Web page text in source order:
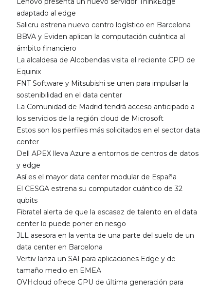
adaptado al edge
Salicru estrena nuevo centro logístico en Barcelona
BBVA y Eviden aplican la computación cuántica al
ámbito financiero
La alcaldesa de Alcobendas visita el reciente CPD de
Equinix
FNT Software y Mitsubishi se unen para impulsar la
sostenibilidad en el data center
La Comunidad de Madrid tendrá acceso anticipado a
los servicios de la región cloud de Microsoft
Estos son los perfiles más solicitados en el sector data
center
Dell APEX lleva Azure a entornos de centros de datos
y edge
Así es el mayor data center modular de España
El CESGA estrena su computador cuántico de 32
qubits
Fibratel alerta de que la escasez de talento en el data
center lo puede poner en riesgo
JLL asesora en la venta de una parte del suelo de un
data center en Barcelona
Vertiv lanza un SAI para aplicaciones Edge y de
tamaño medio en EMEA
OVHcloud ofrece GPU de última generación para